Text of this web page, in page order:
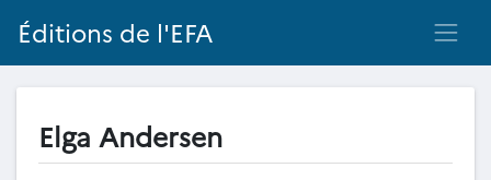
Éditions de l'EFA
Elga Andersen